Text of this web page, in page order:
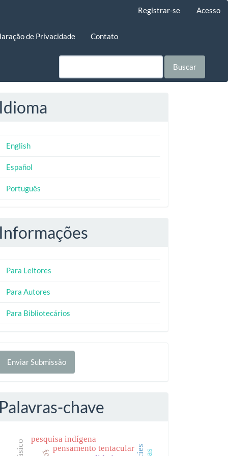
Registrar-se Acesso
de Privacidade Contato
Buscar
Idioma
English
Español
Português
Informações
Para Leitores
Para Autores
Para Bibliotecários
Enviar Submissão
Palavras-chave
pensamento tentacular
pesquisa indígena